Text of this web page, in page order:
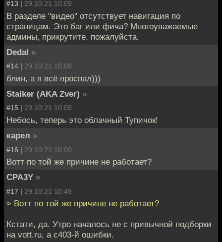
#13 | 29.10.21 10:09
В разделе "видео" отсутствует навигация по
страницам. Это баг или фича? Многоуважаемые
админы, прикрутите, пожалуйста.
Dedal »
#14 | 29.10.21 10:09
блин, а я всё проспал)))
Stalker (AKA Zver) »
#15 | 29.10.21 10:09
Небось, теперь это облачный Тупичок!
карел »
#16 | 29.10.21 10:09
Вотт по той же причине не работает?
CPA3Y »
#17 | 29.10.21 10:49
> Вотт по той же причине не работает?
Кстати, да. Утро началось не с привычной подборки
на vott.ru, а с403-й ошибки.